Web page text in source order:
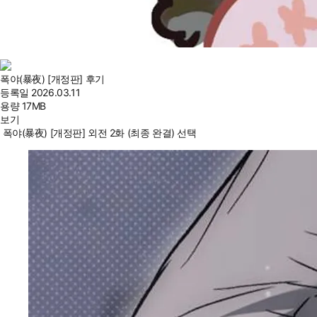
폭야(暴夜) [개정판] 후기
등록일 2026.03.11
용량17MB
보기
폭야(暴夜) [개정판] 외전 2화 (최종 완결) 선택